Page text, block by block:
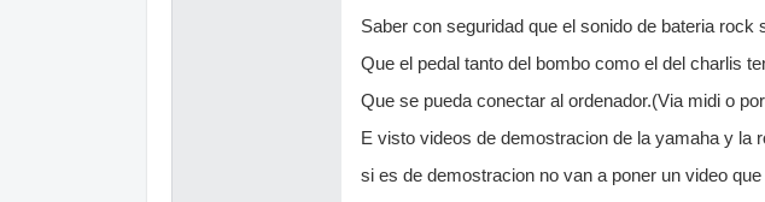
Saber con seguridad que el sonido de bateria rock
Que el pedal tanto del bombo como el del charlis
Que se pueda conectar al ordenador.(Via midi o
E visto videos de demostracion de la yamaha y la
si es de demostracion no van a poner un video